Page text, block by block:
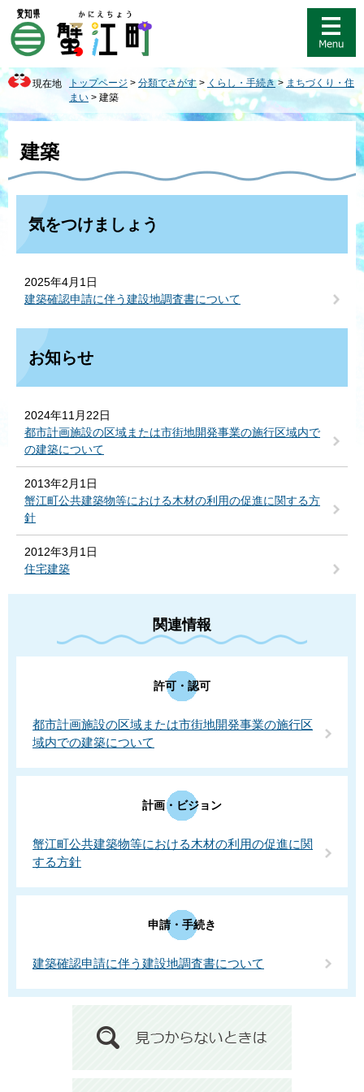
ジ
先
で
す
。
ュ
を
ば
し
て
本
文
へ
現在地 トップページ > 分類でさがす > くらし・手続き > まちづくり・住
まい > 建築
建築
気をつけましょう
2025年4月1日
建築確認申請に伴う建設地調査書について
お知らせ
2024年11月22日
都市計画施設の区域または市街地開発事業の施行区域内で
の建築について
2013年2月1日
蟹江町公共建築物等における木材の利用の促進に関する方
針
2012年3月1日
住宅建築
関連情報
許可・認可
都市計画施設の区域または市街地開発事業の施行区
域内での建築について
計画・ビジョン
蟹江町公共建築物等における木材の利用の促進に関
する方針
申請・手続き
建築確認申請に伴う建設地調査書について